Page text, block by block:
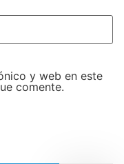
y web en este
comente.